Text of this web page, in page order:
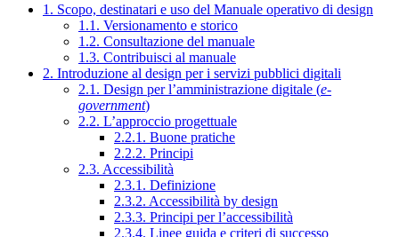
1. Scopo, destinatari e uso del Manuale operativo di design
1.1. Versionamento e storico
1.2. Consultazione del manuale
1.3. Contribuisci al manuale
2. Introduzione al design per i servizi pubblici digitali
2.1. Design per l’amministrazione digitale (e-
government)
2.2. L’approccio progettuale
2.2.1. Buone pratiche
2.2.2. Principi
2.3. Accessibilità
2.3.1. Definizione
2.3.2. Accessibilità by design
2.3.3. Principi per l’accessibilità
2.3.4. Linee guida e criteri di successo